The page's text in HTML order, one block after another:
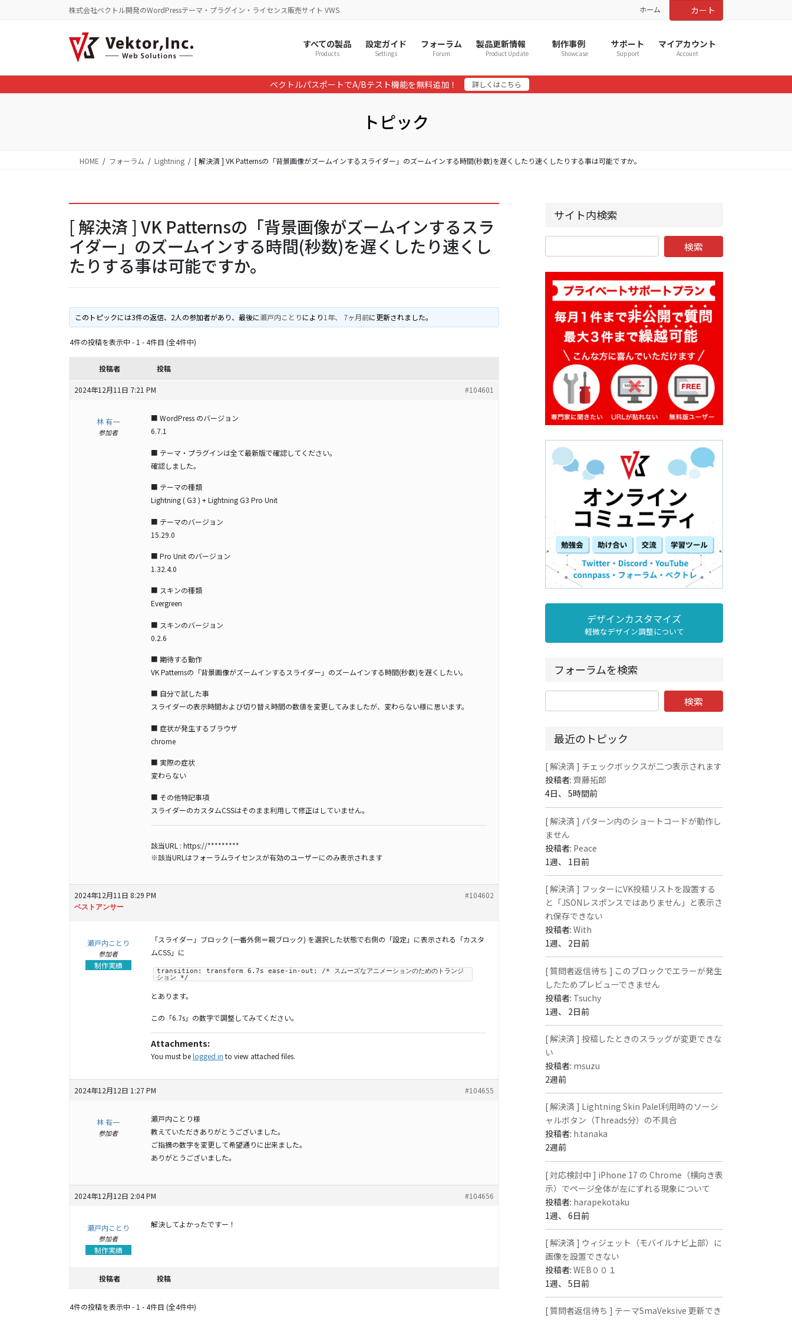
に
移
ョ
ン
株式会社ベクトル開発のWordPressテーマ・プラグイン・ライセンス販売サイト VWS ホーム カート
すべての製品
Products
設定ガイド
Settings
フォーラム
Forum
製品更新情報
Product Update
制作事例
Showcase
サポート
Support
マイアカウント
Account
ベクトルパスポートでA/Bテスト機能を無料追加！ 詳しくはこちら
トピック
HOME フォーラム Lightning [ 解決済 ] VK Patternsの「背景画像がズームインするスライダー」のズームインする時間(秒数)を遅くしたり速くしたりする事は可能ですか。
[ 解決済 ] VK Patternsの「背景画像がズームインするスラ
イダー」のズームインする時間(秒数)を遅くしたり速くし
たりする事は可能ですか。
このトピックには3件の返信、2人の参加者があり、最後に瀬戸内ことりにより1年、 7ヶ月前に更新されました。
4件の投稿を表示中 - 1 - 4件目 (全4件中)
投稿者 投稿
2024年12月11日 7:21 PM #104601
林 有一
参加者
■ WordPress のバージョン
6.7.1
■ テーマ・プラグインは全て最新版で確認してください。
確認しました。
■ テーマの種類
Lightning ( G3 ) + Lightning G3 Pro Unit
■ テーマのバージョン
15.29.0
■ Pro Unit のバージョン
1.32.4.0
■ スキンの種類
Evergreen
■ スキンのバージョン
0.2.6
■ 期待する動作
VK Patternsの「背景画像がズームインするスライダー」のズームインする時間(秒数)を遅くしたい。
■ 自分で試した事
スライダーの表示時間および切り替え時間の数値を変更してみましたが、変わらない様に思います。
■ 症状が発生するブラウザ
chrome
■ 実際の症状
変わらない
■ その他特記事項
スライダーのカスタムCSSはそのまま利用して修正はしていません。
該当URL : https://*********
※該当URLはフォーラムライセンスが有効のユーザーにのみ表示されます
2024年12月11日 8:29 PM #104602
ベストアンサー
瀬戸内ことり
参加者
制作実績
「スライダー」ブロック (一番外側＝親ブロック) を選択した状態で右側の「設定」に表示される「カスタ
ムCSS」に
transition: transform 6.7s ease-in-out; /* スムーズなアニメーションのためのトランジ
ション */
とあります。
この「6.7s」の数字で調整してみてください。
Attachments:
You must belogged in to view attached files.
2024年12月12日 1:27 PM #104655
林 有一
参加者
瀬戸内ことり様
教えていただきありがとうございました。
ご指摘の数字を変更して希望通りに出来ました。
ありがとうございました。
2024年12月12日 2:04 PM #104656
瀬戸内ことり
参加者
制作実績
解決してよかったですー！
投稿者 投稿
4件の投稿を表示中 - 1 - 4件目 (全4件中)
サイト内検索
デザインカスタマイズ
軽微なデザイン調整について
フォーラムを検索
最近のトピック
[ 解決済 ] チェックボックスが二つ表示されます
投稿者:齊藤拓郎
4日、 5時間前
[ 解決済 ] パターン内のショートコードが動作し
ません
投稿者: Peace
1週、 1日前
[ 解決済 ] フッターにVK投稿リストを設置する
と「JSONレスポンスではありません」と表示さ
れ保存できない
投稿者:With
1週、 2日前
[ 質問者返信待ち ] このブロックでエラーが発生
したためプレビューできません
投稿者: Tsuchy
1週、 2日前
[ 解決済 ] 投稿したときのスラッグが変更できな
い
投稿者: msuzu
2週前
[ 解決済 ] Lightning Skin Palel利用時のソーシ
ャルボタン（Threads分）の不具合
投稿者: h.tanaka
2週前
[ 対応検討中 ] iPhone 17 の Chrome（横向き表
示）でページ全体が左にずれる現象について
投稿者: harapekotaku
1週、 6日前
[ 解決済 ] ウィジェット（モバイルナビ上部）に
画像を設置できない
投稿者:WEB００１
1週、 5日前
[ 質問者返信待ち ] テーマSmaVeksive 更新でき